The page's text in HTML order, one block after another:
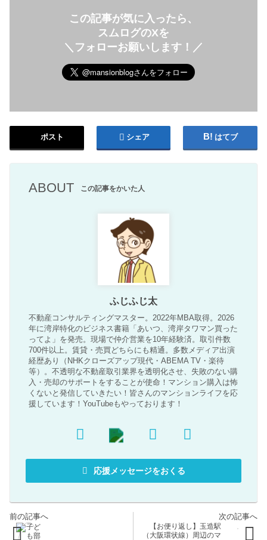
この記事が気に入ったら、
スムログのXを
＼フォローお願いします！／
ポスト シェア はてブ
ABOUT この記事をかいた人
ふじふじ太
不動産コンサルティングマスター。2022年MBA取得。2026
年に湾岸特化のビジネス書籍「あいつ、湾岸タワマン買った
ってよ」を発売。現場で仲介営業を10年経験済。取引件数
700件以上。賃貸・売買どちらにも精通。多数メディア出演
経歴あり（NHKクローズアップ現代・ABEMA TV・楽待
等）。不透明な不動産取引業界を透明化させ、失敗のない購
入・売却のサポートをすることが使命！マンション購入は怖
くないと発信していきたい！皆さんのマンションライフを応
援しています！YouTubeもやっております！
応援メッセージをおくる
【お便り返し】玉造駅
（大阪環状線）周辺のマ